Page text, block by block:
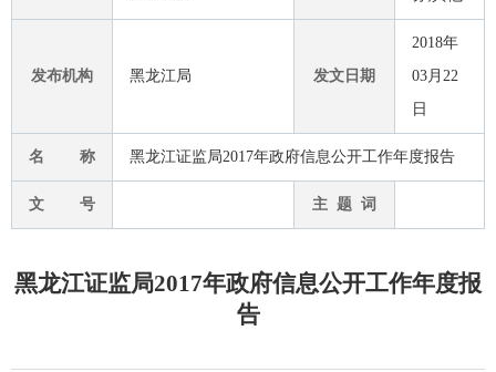
发布机构 黑龙江局 发文日期
2018年
03月22
日
名 称 黑龙江证监局2017年政府信息公开工作年度报告
文 号 主 题 词
黑龙江证监局2017年政府信息公开工作年度报
告